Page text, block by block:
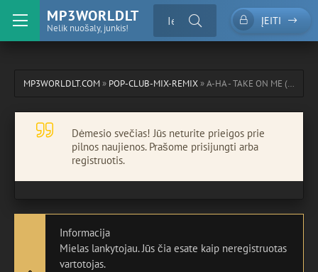
MP3WORLDLT
Nelik nuošaly, junkis!
ĮEITI
MP3WORLDLT.COM» POP-CLUB-MIX-REMIX» A-HA - TAKE ON ME (PHILTRONIC RADIO EDIT)
Dėmesio svečias! Jūs neturite prieigos prie
pilnos naujienos. Prašome prisijungti arba
registruotis.
Informacija
Mielas lankytojau. Jūs čia esate kaip neregistruotas
vartotojas.